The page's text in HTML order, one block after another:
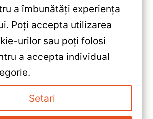
Auto Teyes CC2 Plus
2014-2023 —
Detaliată, Testare &
Auto Teyes CC3 2K
EcoSport 2014-2023
9.5″ QLED Octa-core
a îmbunătăți experiența
Poți accepta utilizarea
urilor sau poți folosi
a accepta individual
Setari